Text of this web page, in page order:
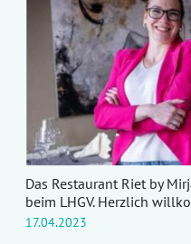
Das Restaurant Riet by
beim LHGV. Herzlich
17.04.2023